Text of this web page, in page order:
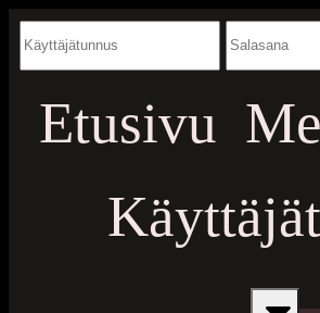
Etusivu
Käyttäjät